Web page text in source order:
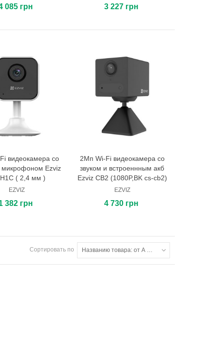
085 грн 3 227 грн
корзину
видеокамера со
микрофоном Ezviz
( 2,4 мм )
EZVIZ
382 грн
В корзину
2Мп Wi-Fi видеокамера со
звуком и встроеннным акб
Ezviz CB2 (1080P,BK cs-cb2)
EZVIZ
4 730 грн
Сортировать по Названию товара: от А до Я